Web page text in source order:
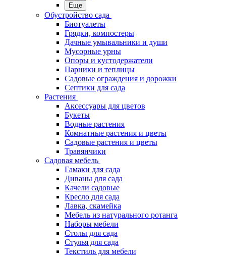
Еще
Обустройство сада
Биотуалеты
Грядки, компостеры
Дачные умывальники и души
Мусорные урны
Опоры и кустодержатели
Парники и теплицы
Садовые ограждения и дорожки
Септики для сада
Растения
Аксессуары для цветов
Букеты
Водные растения
Комнатные растения и цветы
Садовые растения и цветы
Травянчики
Садовая мебель
Гамаки для сада
Диваны для сада
Качели садовые
Кресло для сада
Лавка, скамейка
Мебель из натурального ротанга
Наборы мебели
Столы для сада
Стулья для сада
Текстиль для мебели